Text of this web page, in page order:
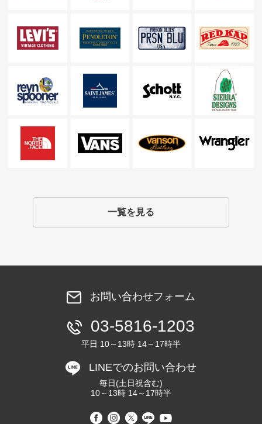
一覧を見る
お問い合わせフォーム
03-5816-1203
平日 10～13時 14～17時半
LINEでのお問い合わせ
毎日(土日祝含む)
10～13時 14～17時半